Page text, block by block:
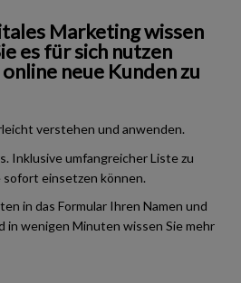
Marketing wissen
es für sich nutzen
neue Kunden zu
verstehen und anwenden.
Inklusive umfangreicher Liste zu
sofort einsetzen können.
in das Formular Ihren Namen und
in wenigen Minuten wissen Sie mehr